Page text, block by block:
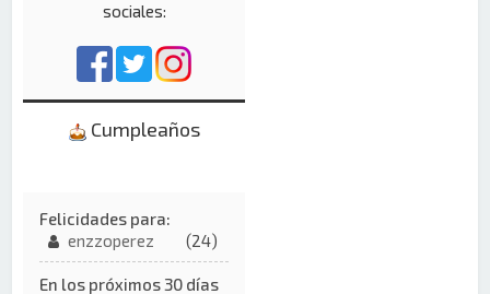
sociales:
Cumpleaños
Felicidades para:
enzzoperez
(24)
En los próximos 30 días